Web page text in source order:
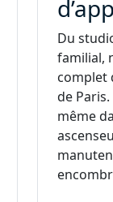
Du
familial,
complet
de
même